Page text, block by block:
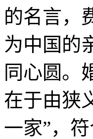
的名言，
为中国的
同心圆。
在于由狭
一家”，